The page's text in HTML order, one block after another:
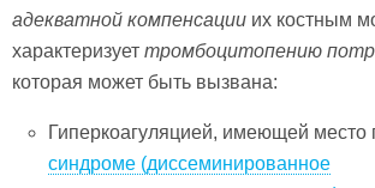
адекватной компенсации их костным
характеризует тромбоцитопению
которая может быть вызвана:
Гиперкоагуляцией, имеющей место
синдроме (диссеминированное